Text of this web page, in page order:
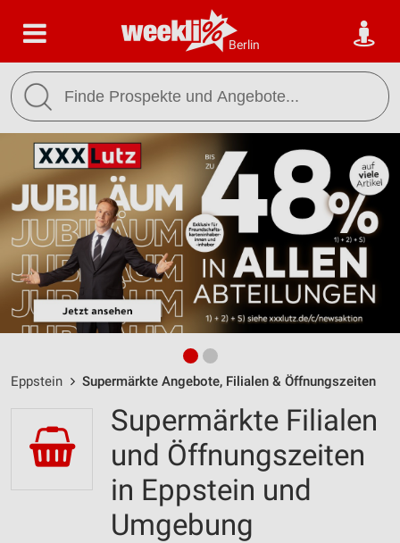
Berlin
Eppstein Supermärkte Angebote, Filialen & Öffnungszeiten
Supermärkte Filialen
und Öffnungszeiten
in Eppstein und
Umgebung